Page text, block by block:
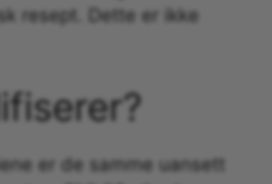
resept. Dette er ikke
er de samme uansett